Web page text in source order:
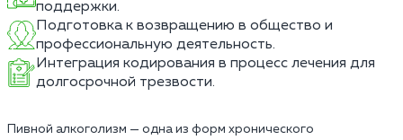
поддержки.
Подготовка к возвращению в общество и
профессиональную деятельность.
Интеграция кодирования в процесс лечения для
долгосрочной трезвости.
Пивной алкоголизм — одна из форм хронического